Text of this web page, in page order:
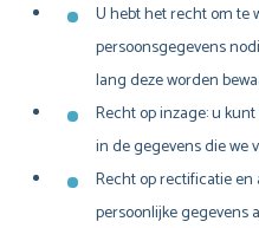
U hebt het recht om te
persoonsgegevens
lang deze worden
Recht op inzage: u
in de gegevens die we
Recht op rectificatie
persoonlijke gegevens